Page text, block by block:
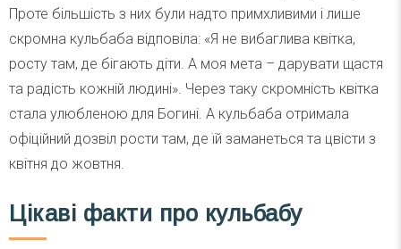
Проте більшість з них були надто примхливими і лише
скромна кульбаба відповіла: «Я не вибаглива квітка,
росту там, де бігають діти. А моя мета – дарувати щастя
та радість кожній людині». Через таку скромність квітка
стала улюбленою для Богині. А кульбаба отримала
офіційний дозвіл рости там, де їй заманеться та цвісти з
квітня до жовтня.
Цікаві факти про кульбабу